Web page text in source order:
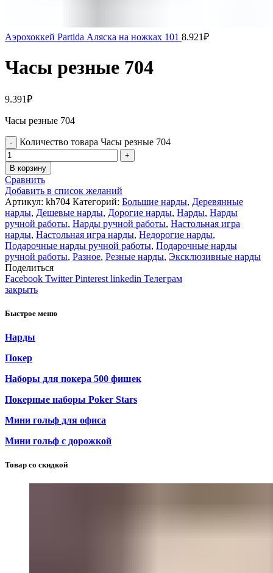
Аэрохоккей Partida Аляска на ножках 101 8.921₽
Часы резные 704
9.391₽
Часы резные 704
Количество товара Часы резные 704
В корзину
Сравнить
Добавить в список желаний
Артикул: kh704 Категорий: Большие нарды, Деревянные
нарды, Дешевые нарды, Дорогие нарды, Нарды, Нарды
ручной работы, Нарды ручной работы, Настольная игра
нарды, Настольная игра нарды, Недорогие нарды,
Подарочные нарды ручной работы, Подарочные нарды
ручной работы, Разное, Резные нарды, Эксклюзивные нарды
Поделиться
Facebook Twitter Pinterest linkedin Телеграм
закрыть
Быстрое меню
Нарды
Покер
Наборы для покера 500 фишек
Покерные наборы Poker Stars
Мини гольф для офиса
Мини гольф с дорожкой
Товар со скидкой